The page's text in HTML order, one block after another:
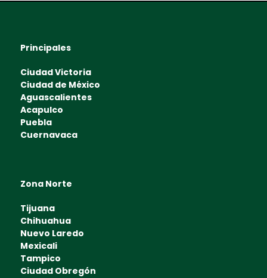
Principales
Ciudad Victoria
Ciudad de México
Aguascalientes
Acapulco
Puebla
Cuernavaca
Zona Norte
Tijuana
Chihuahua
Nuevo Laredo
Mexicali
Tampico
Ciudad Obregón